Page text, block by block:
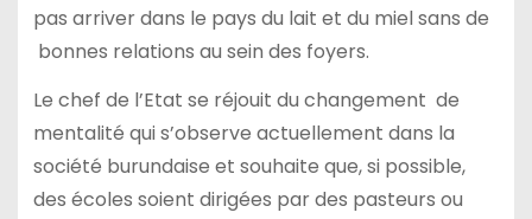
pas arriver dans le pays du lait et du miel sans de
bonnes relations au sein des foyers.
Le chef de l’Etat se réjouit du changement de
mentalité qui s’observe actuellement dans la
société burundaise et souhaite que, si possible,
des écoles soient dirigées par des pasteurs ou